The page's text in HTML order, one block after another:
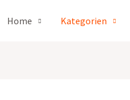
Home Kategorien